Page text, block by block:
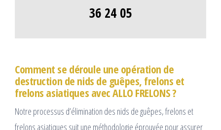
36 24 05
Comment se déroule une opération de
destruction de nids de guêpes, frelons et
frelons asiatiques avec ALLO FRELONS ?
Notre processus d’élimination des nids de guêpes, frelons et
frelons asiatiques suit une méthodologie éprouvée pour assurer